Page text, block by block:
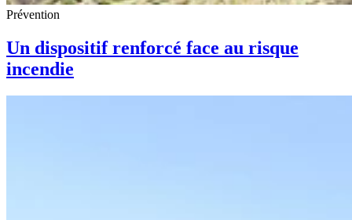
Prévention
Un dispositif renforcé face au risque
incendie